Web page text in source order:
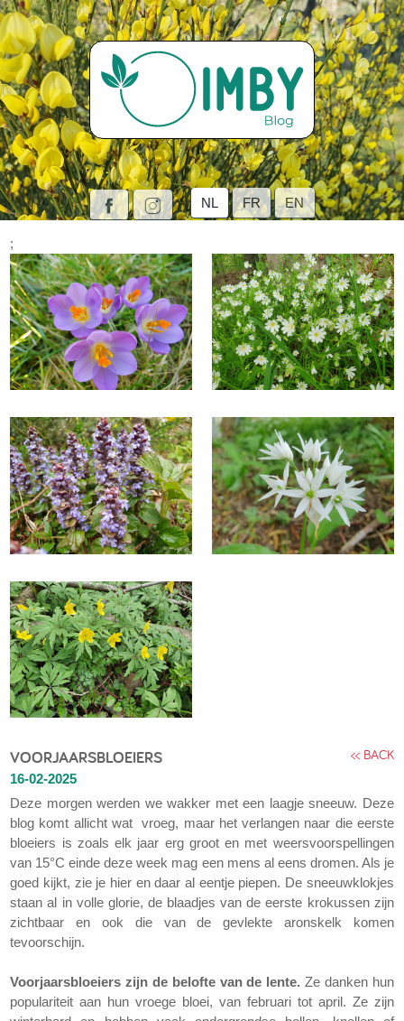
NL FR EN
;
VOORJAARSBLOEIERS
16-02-2025
<< BACK
Deze morgen werden we wakker met een laagje sneeuw. Deze
blog komt allicht wat vroeg, maar het verlangen naar die eerste
bloeiers is zoals elk jaar erg groot en met weersvoorspellingen
van 15°C einde deze week mag een mens al eens dromen. Als je
goed kijkt, zie je hier en daar al eentje piepen. De sneeuwklokjes
staan al in volle glorie, de blaadjes van de eerste krokussen zijn
zichtbaar en ook die van de gevlekte aronskelk komen
tevoorschijn.
Voorjaarsbloeiers zijn de belofte van de lente. Ze danken hun
populariteit aan hun vroege bloei, van februari tot april. Ze zijn